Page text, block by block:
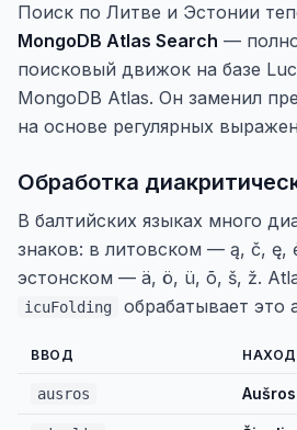
Поиск по Литве и Эстонии
MongoDB Atlas Search —
поисковый движок на базе
MongoDB Atlas. Он заменил
на основе регулярных
Обработка
В балтийских языках много
знаков: в литовском — ą, č, ę,
эстонском — ä, ö, ü, õ, š, ž.
icuFolding обрабатывает это
ВВОД
ausros Aušros